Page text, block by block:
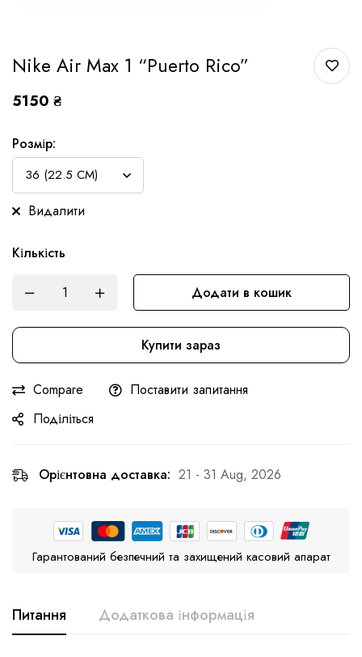
Nike Air Max 1 “Puerto Rico”
5150 ₴
Розмір:
Видалити
Кількість
Додати в кошик
Купити зараз
Compare
Поставити запитання
Поділіться
Орієнтовна доставка: 21 - 31 Aug, 2026
Гарантований безпечний та захищений касовий апарат
Питання Додаткова інформація